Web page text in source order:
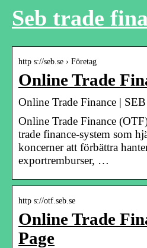
Seb trade
http s://seb.se › Företag
Online Trade
Online Trade Finance | SEB
Online Trade Finance
trade finance-system som
koncerner att förbättra
exportremburser, …
http s://otf.seb.se
Online Trade
Page